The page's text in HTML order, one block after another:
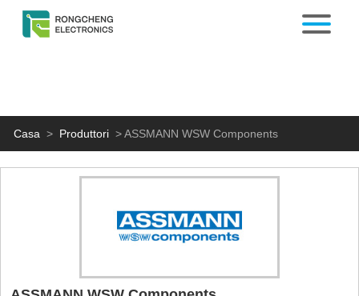
Casa > Produttori >ASSMANN WSW Components